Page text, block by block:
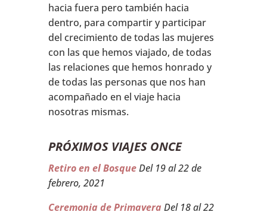
hacia fuera pero también hacia
dentro, para compartir y participar
del crecimiento de todas las mujeres
con las que hemos viajado, de todas
las relaciones que hemos honrado y
de todas las personas que nos han
acompañado en el viaje hacia
nosotras mismas.
PRÓXIMOS VIAJES ONCE
Retiro en el BosqueDel 19 al 22 de
febrero, 2021
Ceremonia de Primavera Del 18 al 22